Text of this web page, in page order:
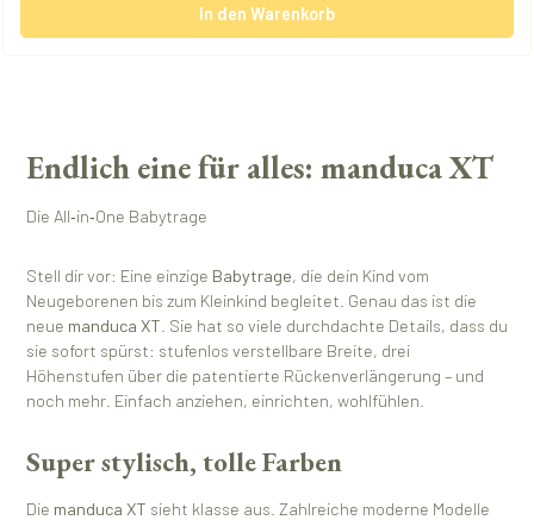
In den Warenkorb
Endlich eine für alles: manduca XT
Die All‑in‑One Babytrage
Stell dir vor: Eine einzige Babytrage, die dein Kind vom
Neugeborenen bis zum Kleinkind begleitet. Genau das ist die
neue manduca XT . Sie hat so viele durchdachte Details, dass du
sie sofort spürst: stufenlos verstellbare Breite, drei
Höhenstufen über die patentierte Rückenverlängerung – und
noch mehr. Einfach anziehen, einrichten, wohlfühlen.
Super stylisch, tolle Farben
Die manduca XT sieht klasse aus. Zahlreiche moderne Modelle